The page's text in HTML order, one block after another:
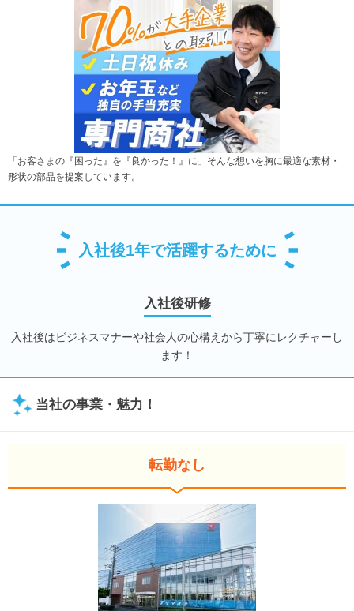
「お客さまの『困った』を『良かった！』に」そんな想いを胸に最適な素材・
形状の部品を提案しています。
入社後1年で活躍するために
入社後研修
入社後はビジネスマナーや社会人の心構えから丁寧にレクチャーし
ます！
当社の事業・魅力！
転勤なし